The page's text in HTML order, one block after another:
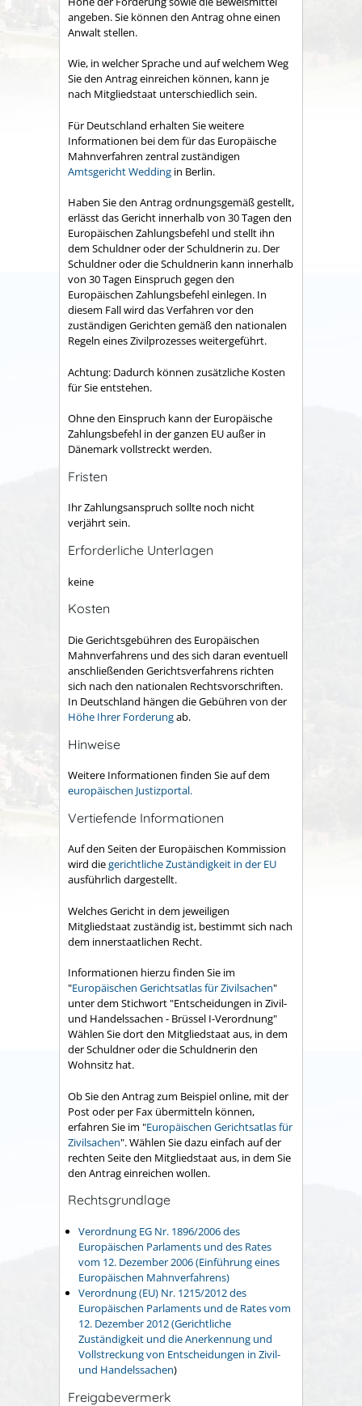
angeben.Sie können den Antrag ohne einen
Anwalt stellen.
Wie, in welcher Sprache und auf welchem Weg
Sie den Antrag einreichen können, kann je
nach Mitgliedstaat unterschiedlich sein.
Für Deutschland erhalten Sie weitere
Informationen bei dem für das Europäische
Mahnverfahren zentral zuständigen
Amtsgericht Wedding in Berlin.
Haben Sie den Antrag ordnungsgemäß gestellt,
erlässt das Gericht innerhalb von 30 Tagen den
Europäischen Zahlungsbefehl und stellt ihn
dem Schuldner oder der Schuldnerin zu. Der
Schuldner oder die Schuldnerin kann innerhalb
von 30 Tagen Einspruch gegen den
Europäischen Zahlungsbefehl einlegen. In
diesem Fall wird das Verfahren vor den
zuständigen Gerichten gemäß den nationalen
Regeln eines Zivilprozesses weitergeführt.
Achtung: Dadurch können zusätzliche Kosten
für Sie entstehen.
Ohne den Einspruch kann der Europäische
Zahlungsbefehl in der ganzen EU außer in
Dänemark vollstreckt werden.
Fristen
Ihr Zahlungsanspruch sollte noch nicht
verjährt sein.
Erforderliche Unterlagen
keine
Kosten
Die Gerichtsgebühren des Europäischen
Mahnverfahrens und des sich daran eventuell
anschließenden Gerichtsverfahrens richten
sich nach den nationalen Rechtsvorschriften.
In Deutschland hängen dieGebühren von der
Höhe Ihrer Forderungab.
Hinweise
Weitere Informationen finden Sie auf dem
europäischen Justizportal.
Vertiefende Informationen
Auf den Seiten der Europäischen Kommission
wird diegerichtlicheZuständigkeit in der EU
ausführlich dargestellt.
Welches Gericht in dem jeweiligen
Mitgliedstaat zuständig ist, bestimmt sich nach
dem innerstaatlichen Recht.
Informationen hierzu finden Sie im
"Europäischen Gerichtsatlas für Zivilsachen"
unter dem Stichwort "Entscheidungen in Zivil-
und Handelssachen - Brüssel I-Verordnung"
Wählen Sie dort den Mitgliedstaat aus, in dem
der Schuldner oder die Schuldnerin den
Wohnsitz hat.
Ob Sie den Antrag zum Beispiel online, mit der
Post oder per Fax übermitteln können,
erfahren Sie im "Europäischen Gerichtsatlas für
Zivilsachen". Wählen Sie dazu einfach auf der
rechten Seite den Mitgliedstaat aus, in dem Sie
den Antrag einreichen wollen.
Rechtsgrundlage
Verordnung EG Nr. 1896/2006 des
Europäischen Parlaments und des Rates
vom 12. Dezember 2006 (Einführung eines
Europäischen Mahnverfahrens)
Verordnung (EU) Nr. 1215/2012 des
Europäischen Parlaments und de Rates vom
12. Dezember 2012 (Gerichtliche
Zuständigkeit und die Anerkennung und
Vollstreckung von Entscheidungen in Zivil-
und Handelssachen)
Freigabevermerk